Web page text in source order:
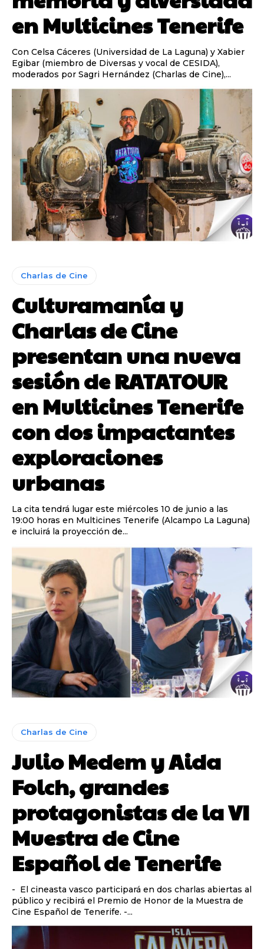
en Multicines Tenerife
Con Celsa Cáceres (Universidad de La Laguna) y Xabier
Egibar (miembro de Diversas y vocal de CESIDA),
moderados por Sagri Hernández (Charlas de Cine),...
Charlas de Cine
Culturamanía y
Charlas de Cine
presentan una nueva
sesión de RATATOUR
en Multicines Tenerife
con dos impactantes
exploraciones
urbanas
La cita tendrá lugar este miércoles 10 de junio a las
19:00 horas en Multicines Tenerife (Alcampo La Laguna)
e incluirá la proyección de...
Charlas de Cine
Julio Medem y Aida
Folch, grandes
protagonistas de la VI
Muestra de Cine
Español de Tenerife
- El cineasta vasco participará en dos charlas abiertas al
público y recibirá el Premio de Honor de la Muestra de
Cine Español de Tenerife. -...